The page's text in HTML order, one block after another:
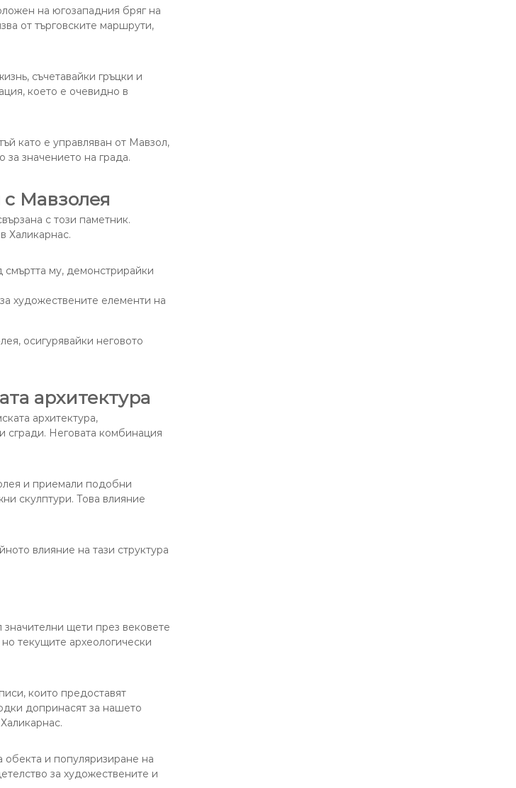
на югозападния бряг на
от търговските маршрути,
съчетавайки гръцки и
което е очевидно в
като е управляван от Мавзол,
значението на града.
Мавзолея
с този паметник.
Халикарнас.
му, демонстрирайки
художествените елементи на
осигурявайки неговото
архитектура
архитектура,
сгради. Неговата комбинация
и приемали подобни
скулптури. Това влияние
влияние на тази структура
щети през вековете
текущите археологически
които предоставят
допринасят за нашето
обекта и популяризиране на
за художествените и